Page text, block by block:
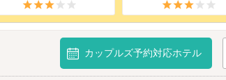
カップルズ予約対応ホテル